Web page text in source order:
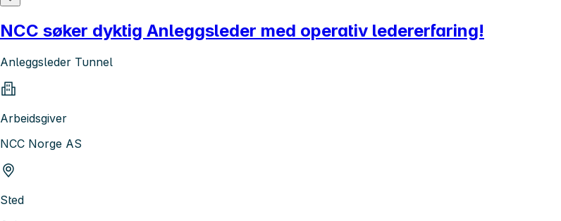
NCC søker dyktig Anleggsleder med operativ ledererfaring!
Anleggsleder Tunnel
Arbeidsgiver
NCC Norge AS
Sted